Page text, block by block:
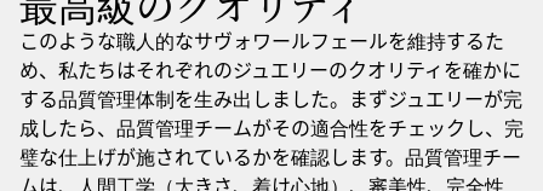
このような職人的なサヴォワールフェールを維持するた
め、私たちはそれぞれのジュエリーのクオリティを確かに
する品質管理体制を生み出しました。まずジュエリーが完
成したら、品質管理チームがその適合性をチェックし、完
璧な仕上げが施されているかを確認します。品質管理チー